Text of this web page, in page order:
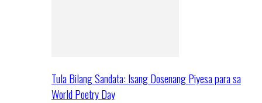
Tula Bilang Sandata: Isang Dosenang Piyesa para sa
World Poetry Day